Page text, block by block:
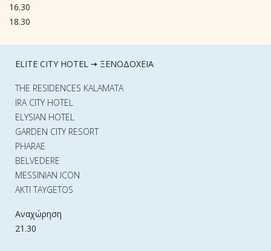
16.30
18.30
ELITE CITY HOTEL 🠆 ΞΕΝΟΔΟΧΕΙΑ
THE RESIDENCES KALAMATA
IRA CITY HOTEL
ELYSIAN HOTEL
GARDEN CITY RESORT
PHARAE
BELVEDERE
MESSINIAN ICON
AKTI TAYGETOS
Αναχώρηση
21.30